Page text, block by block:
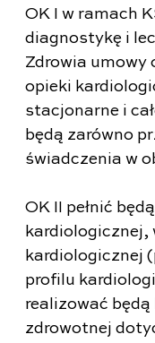
OK I w ramach
diagnostykę i
Zdrowia umowy
opieki
stacjonarne i
będą zarówno
świadczenia w
OK II pełnić
kardiologicznej,
kardiologicznej
profilu
realizować
zdrowotnej